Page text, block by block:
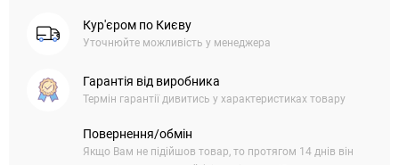
Кур'єром по Києву
Уточнюйте можливість у менеджера
Гарантія від виробника
Термін гарантії дивитись у характеристиках товару
Повернення/обмін
Якщо Вам не підійшов товар, то протягом 14 днів він